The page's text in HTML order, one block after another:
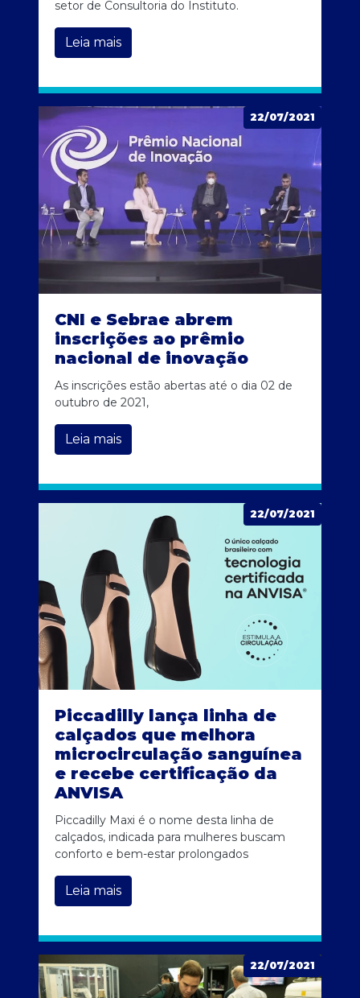
setor de Consultoria do Instituto.
Leia mais
22/07/2021
CNI e Sebrae abrem
inscrições ao prêmio
nacional de inovação
As inscrições estão abertas até o dia 02 de
outubro de 2021,
Leia mais
22/07/2021
Piccadilly lança linha de
calçados que melhora
microcirculação sanguínea
e recebe certificação da
ANVISA
Piccadilly Maxi é o nome desta linha de
calçados, indicada para mulheres buscam
conforto e bem-estar prolongados
Leia mais
22/07/2021